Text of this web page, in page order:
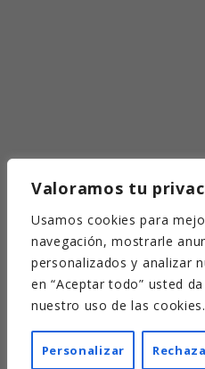
Valoramos tu
Usamos cookies para
navegación, mostrarle
personalizados y analizar
en “Aceptar todo” usted
nuestro uso de las cookies.
Personalizar